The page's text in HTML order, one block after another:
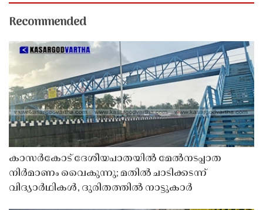
Recommended
കാസർകോട് ദേശീയപാതയിൽ മേൽനടപ്പാത
നിർമാണം വൈകുന്നു; മതിൽ ചാടിക്കടന്ന്
വിദ്യാർഥികൾ, ദുരിതത്തിൽ നാട്ടുകാർ